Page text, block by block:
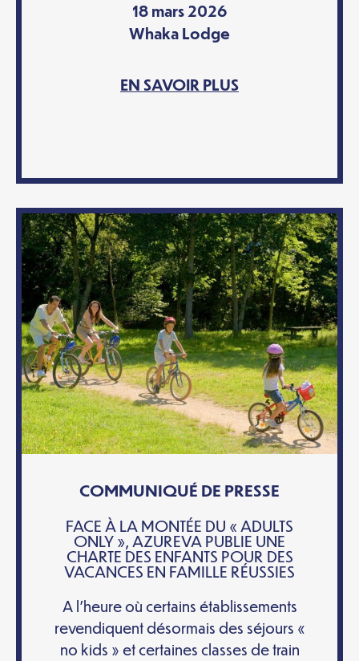
18 mars 2026
Whaka Lodge
EN SAVOIR PLUS
COMMUNIQUÉ DE PRESSE
FACE À LA MONTÉE DU « ADULTS
ONLY », AZUREVA PUBLIE UNE
CHARTE DES ENFANTS POUR DES
VACANCES EN FAMILLE RÉUSSIES
A l’heure où certains établissements
revendiquent désormais des séjours «
no kids » et certaines classes de train